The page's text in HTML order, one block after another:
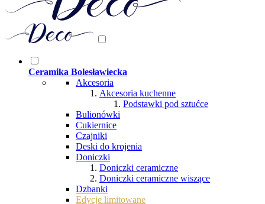
Ceramika Bolesławiecka
Akcesoria
Akcesoria kuchenne
Podstawki pod sztućce
Bulionówki
Cukiernice
Czajniki
Deski do krojenia
Doniczki
Doniczki ceramiczne
Doniczki ceramiczne wiszące
Dzbanki
Edycje limitowane